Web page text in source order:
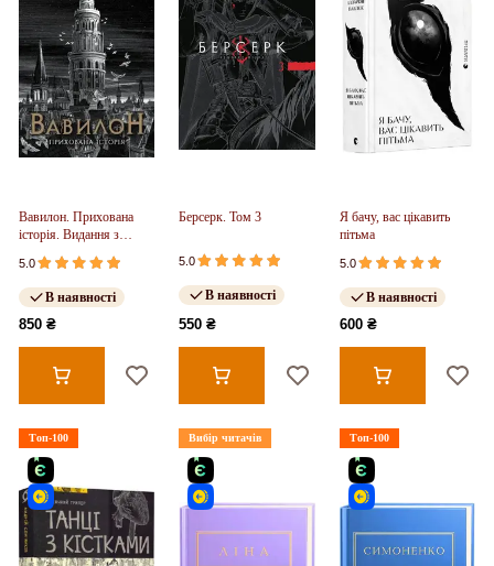
Вавилон. Прихована
історія. Видання з
ілюстрованим зрізом
(у)
5.0
В наявності
850 ₴
Берсерк. Том 3
5.0
В наявності
550 ₴
Я бачу, вас цікавить
пітьма
5.0
В наявності
600 ₴
Топ-100 Вибір читачів Топ-100